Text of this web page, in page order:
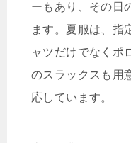
ーもあり、その日
ます。夏服は、指
ャツだけでなくポ
のスラックスも用
応しています。